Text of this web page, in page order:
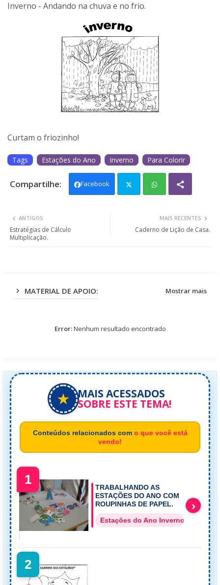
Inverno - Andando na chuva e no frio.
Curtam o friozinho!
Tags Estações do Ano Inverno Para Colorir
Facebook
MAIS RECENTES
Caderno de Lição de Casa.
ANTIGOS
Estratégias de Cálculo
Multiplicação.
MATERIAL DE APOIO: Mostrar mais
Error:Nenhum resultado encontrado
★ MAIS ACESSADOS
SOBRE ESTE TEMA!
Conteúdos relacionados com o que você está
vendo!
1
TRABALHANDO AS
ESTAÇÕES DO ANO COM
ROUPINHAS DE PAPEL.
Estações do Ano Inverno
›
2